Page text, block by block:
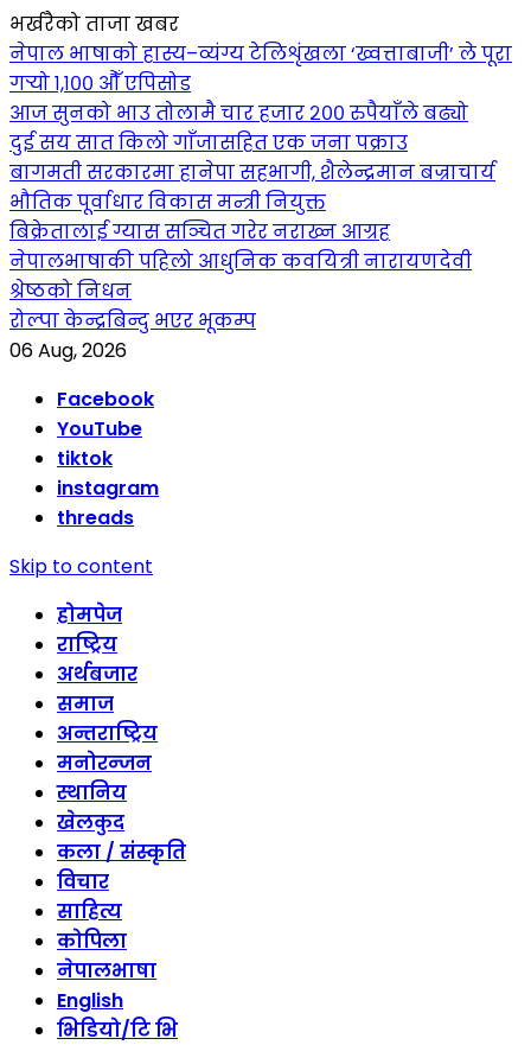
भर्खरैको ताजा खबर
नेपाल भाषाको हास्य–व्यंग्य टेलिशृंखला ‘ख्वत्ताबाजी’ ले पूरा
गर्‍यो १,१०० औँ एपिसोड
आज सुनको भाउ तोलामै चार हजार २०० रुपैयाँले बढ्यो
दुई सय सात किलो गाँजासहित एक जना पक्राउ
बागमती सरकारमा हानेपा सहभागी, शैलेन्द्रमान बज्राचार्य
भौतिक पूर्वाधार विकास मन्त्री नियुक्त
बिक्रेतालाई ग्यास सञ्चित गरेर नराख्न आग्रह
नेपालभाषाकी पहिलो आधुनिक कवयित्री नारायणदेवी
श्रेष्ठको निधन
रोल्पा केन्द्रबिन्दु भएर भूकम्प
06 Aug, 2026
Facebook
YouTube
tiktok
instagram
threads
Skip to content
होमपेज
राष्ट्रिय
अर्थबजार
समाज
अन्तराष्ट्रिय
मनोरन्जन
स्थानिय
खेलकुद
कला / संस्कृति
विचार
साहित्य
कोपिला
नेपालभाषा
English
भिडियो/टि भि